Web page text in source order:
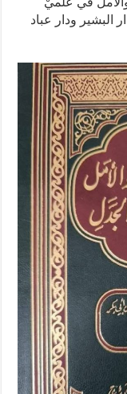
البشير ودار عباد